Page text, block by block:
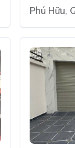
Phú Hữu,